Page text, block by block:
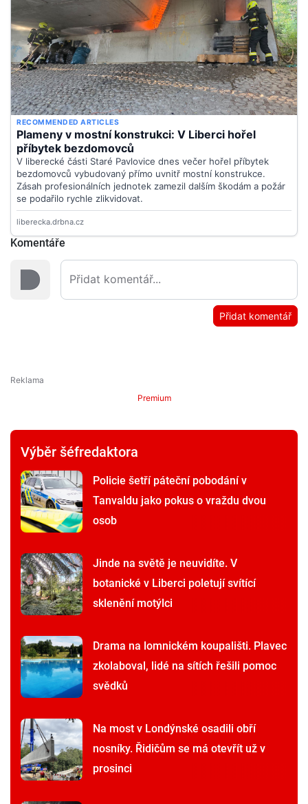
Komentáře
Přidat komentář
Premium
Výběr šéfredaktora
Policie šetří páteční pobodání v
Tanvaldu jako pokus o vraždu dvou
osob
Jinde na světě je neuvidíte. V
botanické v Liberci poletují svítící
sklenění motýlci
Drama na lomnickém koupališti. Plavec
zkolaboval, lidé na sítích řešili pomoc
svědků
Na most v Londýnské osadili obří
nosníky. Řidičům se má otevřít už v
prosinci